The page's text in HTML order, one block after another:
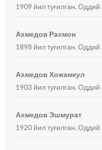
1909 йил туғилган. Оддий
Ахмедов Рахмон
1898 йил туғилган. Оддий
Ахмедов Хожамкул
1903 йил туғилган. Оддий
Ахмедов Эшмурат
1920 йил туғилган. Оддий